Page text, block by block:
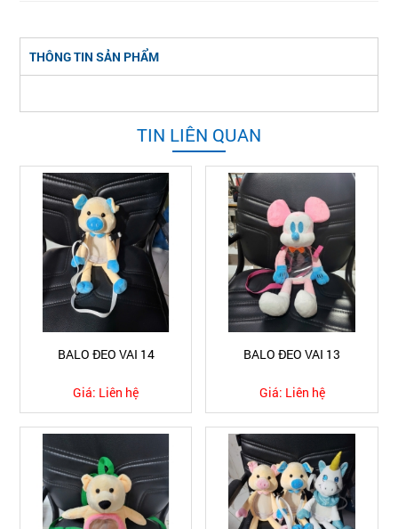
THÔNG TIN SẢN PHẨM
TIN LIÊN QUAN
BALO ĐEO VAI 14
Giá: Liên hệ
BALO ĐEO VAI 13
Giá: Liên hệ